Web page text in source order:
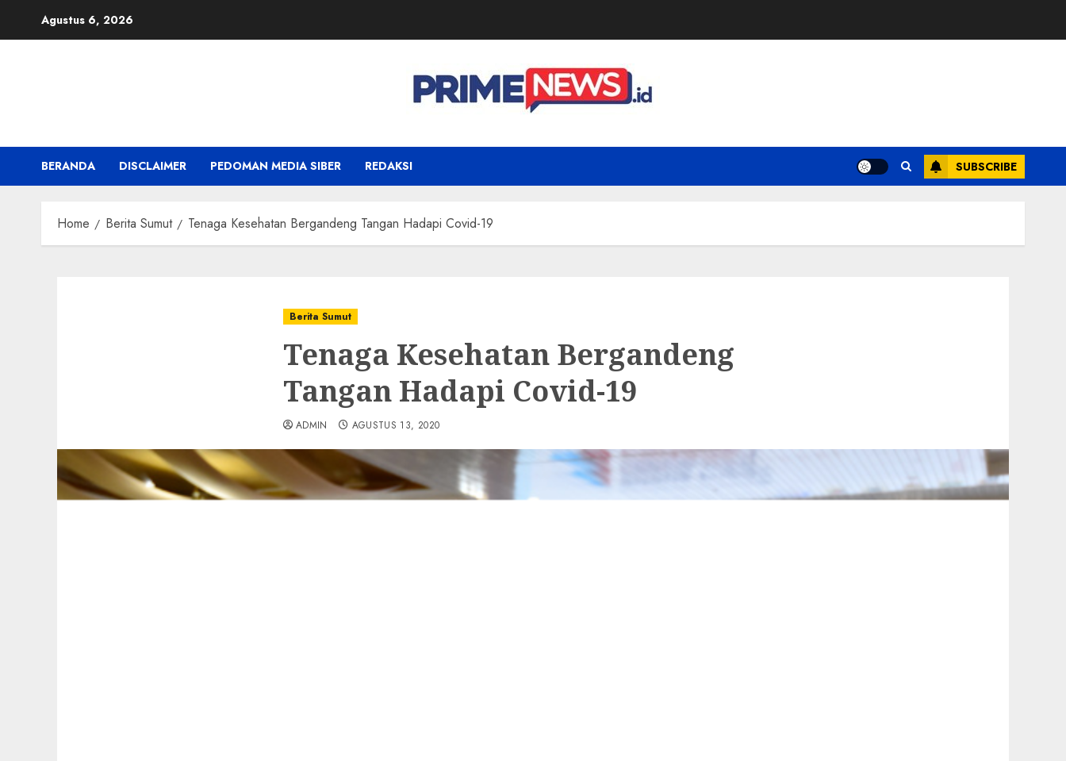
Agustus 6, 2026
BERANDA DISCLAIMER PEDOMAN MEDIA SIBER REDAKSI SUBSCRIBE
Home Berita Sumut Tenaga Kesehatan Bergandeng Tangan Hadapi Covid-19
Berita Sumut
Tenaga Kesehatan Bergandeng
Tangan Hadapi Covid-19
ADMIN AGUSTUS 13, 2020